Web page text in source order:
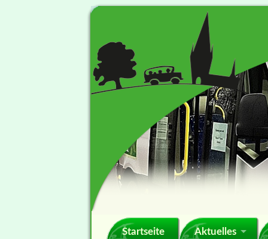
Navigation
überspringen
Startseite Aktuelles